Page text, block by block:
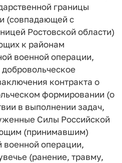
границы
(совпадающей с
Ростовской области)
к районам
военной операции,
контракта о
формировании (о
в выполнении задач,
Силы Российской
(принимавшим)
военной операции,
(ранение, травму,